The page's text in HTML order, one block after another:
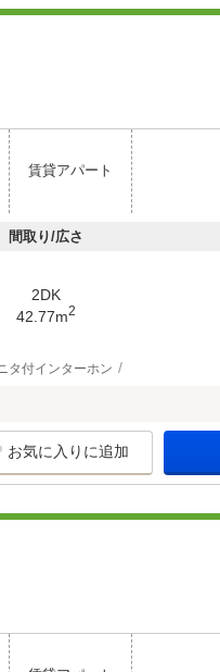
賃貸アパート
間取り/広さ
2DK
42.77m2
タ付インターホン
お気に入りに追加